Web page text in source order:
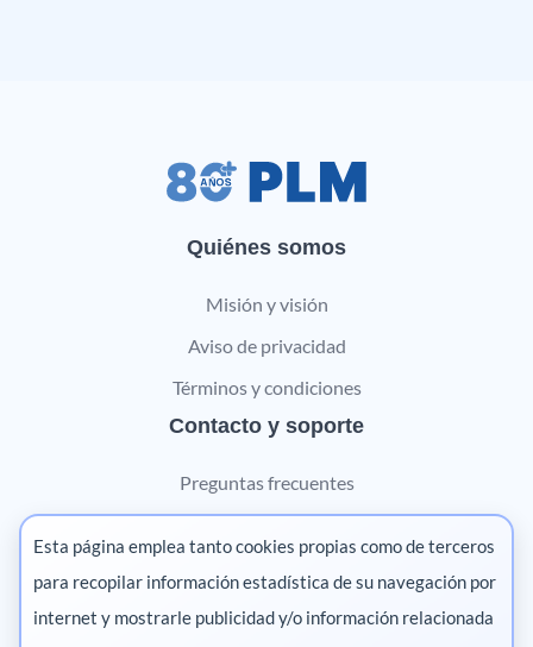
Quiénes somos
Misión y visión
Aviso de privacidad
Términos y condiciones
Contacto y soporte
Preguntas frecuentes
Contáctanos
Marketing digital
Pharma
Esta página emplea tanto cookies propias como de terceros
para recopilar información estadística de su navegación por
internet y mostrarle publicidad y/o información relacionada